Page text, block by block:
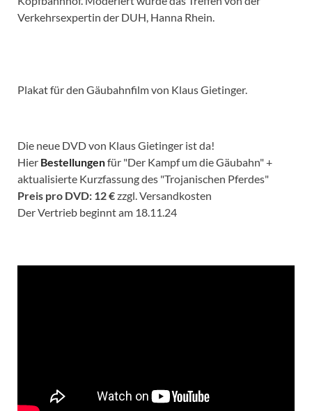
Verkehrsexpertin der DUH, Hanna Rhein.
Plakat für den Gäubahnfilm von Klaus Gietinger.
Die neue DVD von Klaus Gietinger ist da!
Hier Bestellungenfür "Der Kampf um die Gäubahn" +
aktualisierte Kurzfassung des "Trojanischen Pferdes"
Preis pro DVD: 12 €zzgl. Versandkosten
Der Vertrieb beginnt am 18.11.24